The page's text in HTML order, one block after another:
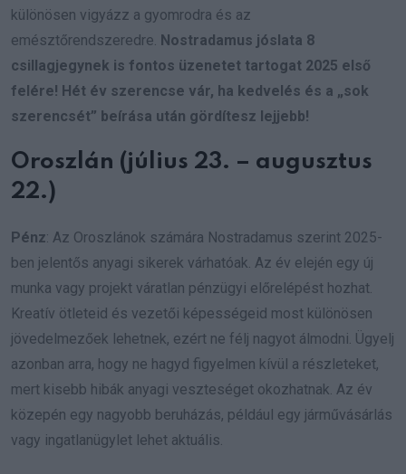
különösen vigyázz a gyomrodra és az
emésztőrendszeredre. Nostradamus jóslata 8
csillagjegynek is fontos üzenetet tartogat 2025 első
felére! Hét év szerencse vár, ha kedvelés és a „sok
szerencsét” beírása után gördítesz lejjebb!
Oroszlán (július 23. – augusztus
22.)
Pénz: Az Oroszlánok számára Nostradamus szerint 2025-
ben jelentős anyagi sikerek várhatóak. Az év elején egy új
munka vagy projekt váratlan pénzügyi előrelépést hozhat.
Kreatív ötleteid és vezetői képességeid most különösen
jövedelmezőek lehetnek, ezért ne félj nagyot álmodni. Ügyelj
azonban arra, hogy ne hagyd figyelmen kívül a részleteket,
mert kisebb hibák anyagi veszteséget okozhatnak. Az év
közepén egy nagyobb beruházás, például egy járművásárlás
vagy ingatlanügylet lehet aktuális.